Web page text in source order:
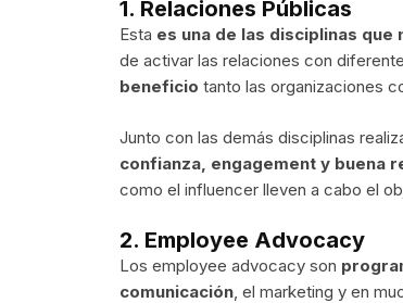
1. Relaciones Públicas
Esta es una de las disciplinas
de activar las relaciones con
beneficio tanto las organizaciones
Junto con las demás disciplinas
confianza, engagement y buena
como el influencer lleven a cabo el
2. Employee Advocacy
Los employee advocacy son
comunicación, el marketing y en